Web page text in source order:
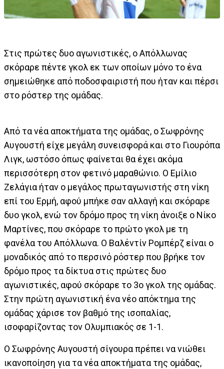
Στις πρώτες δυο αγωνιστικές, ο Απόλλωνας
σκόραρε πέντε γκολ εκ των οποίων μόνο το ένα
σημειώθηκε από ποδοσφαιριστή που ήταν και πέρσι
στο ρόστερ της ομάδας.
Από τα νέα αποκτήματα της ομάδας, ο Σωφρόνης
Αυγουστή είχε μεγάλη συνεισφορά και στο Γιουρόπα
Λιγκ, ωστόσο όπως φαίνεται θα έχει ακόμα
περισσότερη στον φετινό μαραθώνιο. Ο Εμίλιο
Ζελάγια ήταν ο μεγάλος πρωταγωνιστής στη νίκη
επί του Ερμή, αφού μπήκε σαν αλλαγή και σκόραρε
δυο γκολ, ενώ τον δρόμο προς τη νίκη άνοιξε ο Νίκο
Μαρτίνες, που σκόραρε το πρώτο γκολ με τη
φανέλα του Απόλλωνα. Ο Βαλέντίν Ρομπέρζ είναι ο
μοναδικός από το περσινό ρόστερ που βρήκε τον
δρόμο προς τα δίκτυα στις πρώτες δυο
αγωνιστικές, αφού σκόραρε το 3ο γκολ της ομάδας.
Στην πρώτη αγωνιστική ένα νέο απόκτημα της
ομάδας χάρισε τον βαθμό της ισοπαλίας,
ισοφαρίζοντας τον Ολυμπιακός σε 1-1.
Ο Σωφρόνης Αυγουστή σίγουρα πρέπει να νιώθει
ικανοποίηση για τα νέα αποκτήματα της ομάδας,